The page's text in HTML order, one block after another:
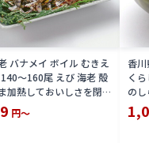
バナメイ ボイル むきえ
〜160尾 えび 海老 殻
加熱しておいしさを閉じ
ら剥き加工をした ボイ
び えび本来の旨みと歯
円～
香
く
の